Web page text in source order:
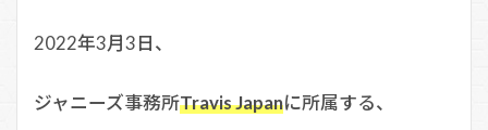
2022年3月3日、
ジャニーズ事務所Travis Japanに所属する、